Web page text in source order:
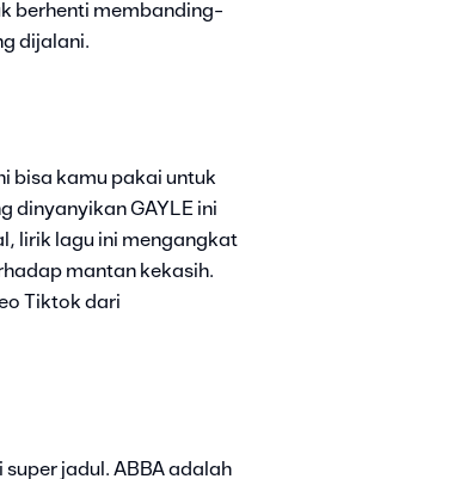
berhenti membanding-
dijalani.
bisa kamu pakai untuk
dinyanyikan GAYLE ini
lirik lagu ini mengangkat
mantan kekasih.
Tiktok dari
jadul. ABBA adalah